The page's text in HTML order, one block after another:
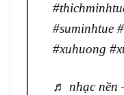
#suminhtue
#xuhuong
♬ nhạc nền